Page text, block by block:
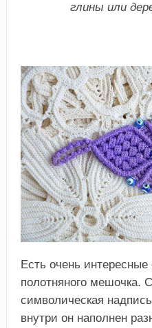
глины или
Есть очень интересные
полотняного мешочка.
символическая
внутри он наполнен